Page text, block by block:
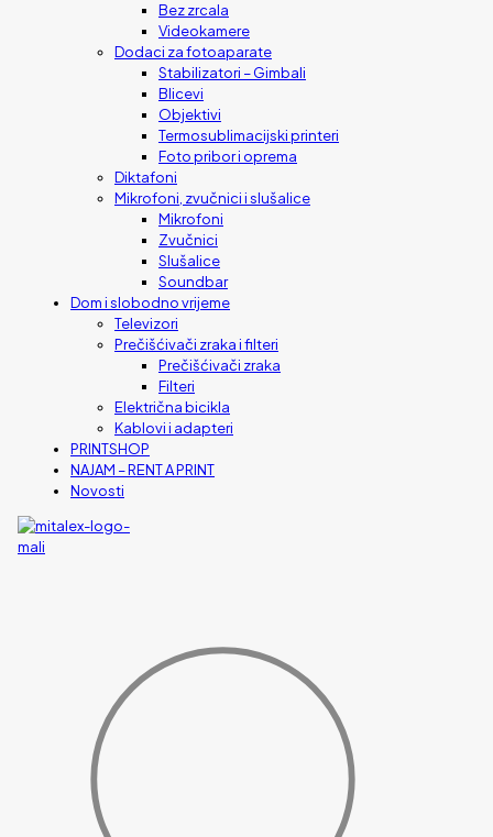
Bez zrcala
Videokamere
Dodaci za fotoaparate
Stabilizatori – Gimbali
Blicevi
Objektivi
Termosublimacijski printeri
Foto pribor i oprema
Diktafoni
Mikrofoni, zvučnici i slušalice
Mikrofoni
Zvučnici
Slušalice
Soundbar
Dom i slobodno vrijeme
Televizori
Prečišćivači zraka i filteri
Prečišćivači zraka
Filteri
Električna bicikla
Kablovi i adapteri
PRINTSHOP
NAJAM – RENT A PRINT
Novosti